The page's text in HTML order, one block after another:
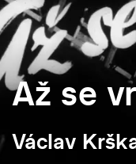
Až se
Václav